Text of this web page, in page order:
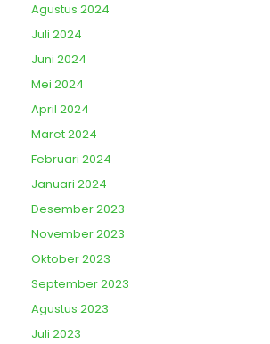
Agustus 2024
Juli 2024
Juni 2024
Mei 2024
April 2024
Maret 2024
Februari 2024
Januari 2024
Desember 2023
November 2023
Oktober 2023
September 2023
Agustus 2023
Juli 2023